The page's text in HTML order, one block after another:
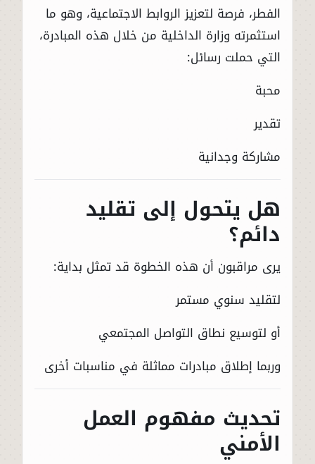
الفطر، فرصة لتعزيز الروابط الاجتماعية، وهو ما
استثمرته وزارة الداخلية من خلال هذه المبادرة،
التي حملت رسائل:
محبة
تقدير
مشاركة وجدانية
هل يتحول إلى تقليد
دائم؟
يرى مراقبون أن هذه الخطوة قد تمثل بداية:
لتقليد سنوي مستمر
أو لتوسيع نطاق التواصل المجتمعي
وربما إطلاق مبادرات مماثلة في مناسبات أخرى
تحديث مفهوم العمل
الأمني